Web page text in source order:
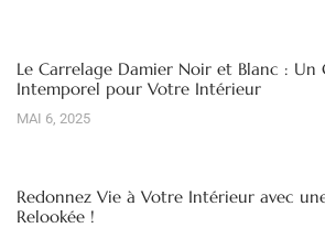
Le Carrelage Damier Noir et Blanc : Un
Intemporel pour Votre Intérieur
MAI 6, 2025
Redonnez Vie à Votre Intérieur avec
Relookée !